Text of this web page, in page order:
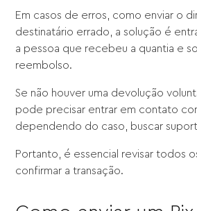
Em casos de erros, como enviar o
destinatário errado, a solução é
a pessoa que recebeu a quantia e
reembolso.
Se não houver uma devolução
pode precisar entrar em contato
dependendo do caso, buscar
Portanto, é essencial revisar todos
confirmar a transação.